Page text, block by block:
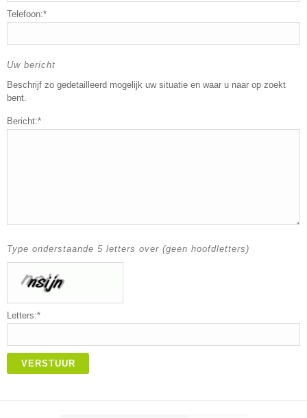
Telefoon:*
Uw bericht
Beschrijf zo gedetailleerd mogelijk uw situatie en waar u naar op zoekt
bent.
Bericht:*
Type onderstaande 5 letters over (geen hoofdletters)
Letters:*
VERSTUUR